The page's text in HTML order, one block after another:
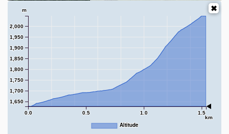
0.0 0.5 1.0 1.5
km
1,650
1,700
1,750
1,800
1,850
1,900
1,950
2,000
m
Altitude